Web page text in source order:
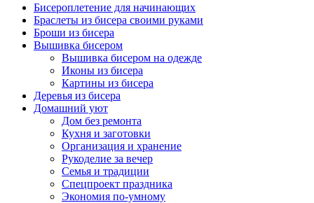
Бисероплетение для начинающих
Браслеты из бисера своими руками
Броши из бисера
Вышивка бисером
Вышивка бисером на одежде
Иконы из бисера
Картины из бисера
Деревья из бисера
Домашний уют
Дом без ремонта
Кухня и заготовки
Организация и хранение
Рукоделие за вечер
Семья и традиции
Спецпроект праздника
Экономия по-умному